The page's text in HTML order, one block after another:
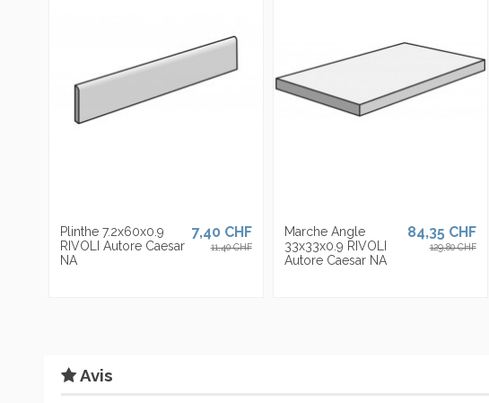
exporte dans plus de 90 pays et est présente avec ses propres sièges en Italie,
30 mm,
Plinthe 7.2x60x0.9
RIVOLI Autore Caesar
NA
7,40 CHF
11,40 CHF
Marche Angle
33x33x0.9 RIVOLI
Autore Caesar NA
84,35 CHF
129,80 CHF
Avis